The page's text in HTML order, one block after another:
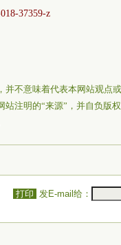
37359-z
不意味着代表本网站观点
注明的“来源”，并自负版
打印 发E-mail给：